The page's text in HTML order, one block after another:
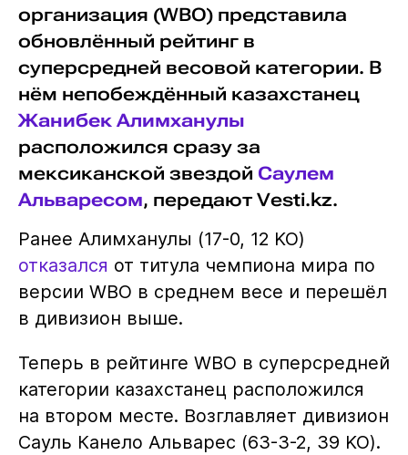
организация (WBO) представила
обновлённый рейтинг в
суперсредней весовой категории. В
нём непобеждённый казахстанец
Жанибек Алимханулы
расположился сразу за
мексиканской звездой Саулем
Альваресом, передают Vesti.kz.
Ранее Алимханулы (17-0, 12 KO)
отказался от титула чемпиона мира по
версии WBO в среднем весе и перешёл
в дивизион выше.
Теперь в рейтинге WBO в суперсредней
категории казахстанец расположился
на втором месте. Возглавляет дивизион
Сауль Канело Альварес (63-3-2, 39 KO).